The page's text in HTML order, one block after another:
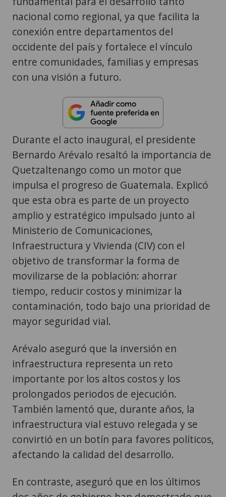
nacional como regional, ya que facilita la
conexión entre departamentos del
occidente del país y fortalece el vínculo
entre comunidades, familias y empresas
con una visión a futuro.
Durante el acto inaugural, el presidente
Bernardo Arévalo resaltó la importancia de
Quetzaltenango como un motor que
impulsa el progreso de Guatemala. Explicó
que esta obra es parte de un proyecto
amplio y estratégico impulsado junto al
Ministerio de Comunicaciones,
Infraestructura y Vivienda (CIV) con el
objetivo de transformar la forma de
movilizarse de la población: ahorrar
tiempo, reducir costos y minimizar la
contaminación, todo bajo una prioridad de
mayor seguridad vial.
Arévalo aseguró que la inversión en
infraestructura representa un reto
importante por los altos costos y los
prolongados periodos de ejecución.
También lamentó que, durante años, la
infraestructura vial estuvo relegada y se
convirtió en un botín para favores políticos,
afectando la calidad del desarrollo.
En contraste, aseguró que en los últimos